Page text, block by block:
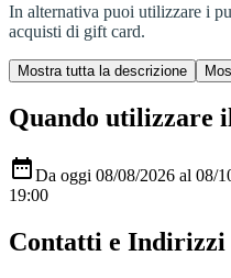
In alternativa puoi utilizzare i
acquisti di gift card.
Quando utilizzare
Da oggi 08/08/2026 al 08/
19:00
Contatti e Indirizzi